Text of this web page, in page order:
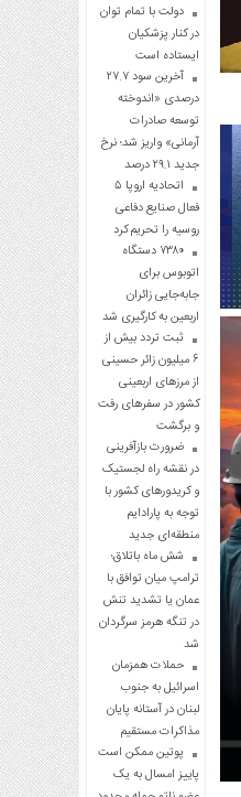
دولت با تمام توان
در کنار پزشکیان
ایستاده است
آخرین سود ۲۷.۷
درصدی «اندوخته
توسعه صادرات
آرمانی» واریز شد؛ نرخ
جدید ۲۹.۱ درصد
اتحادیه اروپا ۵
فعال صنایع دفاعی
روسیه را تحریم کرد
۷۳۸۰ دستگاه
اتوبوس برای
جابه‌جایی زائران
اربعین به‌ کارگیری شد
ثبت تردد بیش از
۶ میلیون زائر حسینی
از مرزهای اربعینی
کشور در سفرهای رفت
و برگشت
ضرورت بازآفرینی
در نقشه راه لجستیک
و کریدورهای کشور با
توجه به پارادایم
منطقه‌ای جدید
شش ماه باتلاق؛
ترامپ میان توافق با
عمان یا تشدید تنش
در تنگه هرمز سرگردان
شد
حملات همزمان
اسرائیل به جنوب
لبنان در آستانه پایان
مذاکرات مستقیم
پوتین ممکن است
پاییز امسال به یک